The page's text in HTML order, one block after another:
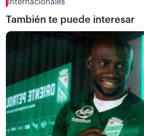
internacionales
También te puede interesar